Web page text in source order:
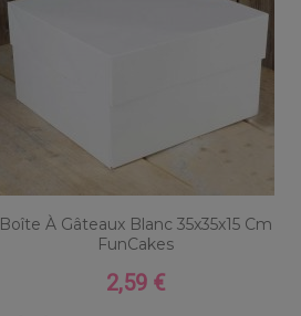
Boîte À Gâteaux Blanc 35x35x15 Cm
FunCakes
Prix
2,59 €